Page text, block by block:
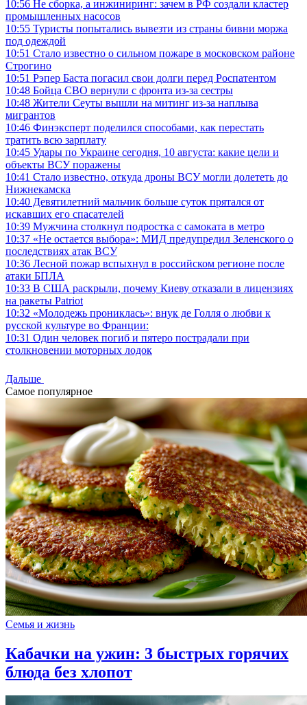
10:56 Не сборка, а инжиниринг: зачем в РФ создали кластер
промышленных насосов
10:55 Туристы попытались вывезти из страны бивни моржа
под одеждой
10:51 Стало известно о сильном пожаре в московском районе
Строгино
10:51 Рэпер Баста погасил свои долги перед Роспатентом
10:48 Бойца СВО вернули с фронта из-за сестры
10:48 Жители Сеуты вышли на митинг из-за наплыва
мигрантов
10:46 Финэксперт поделился способами, как перестать
тратить всю зарплату
10:45 Удары по Украине сегодня, 10 августа: какие цели и
объекты ВСУ поражены
10:41 Стало известно, откуда дроны ВСУ могли долететь до
Нижнекамска
10:40 Девятилетний мальчик больше суток прятался от
искавших его спасателей
10:39 Мужчина столкнул подростка с самоката в метро
10:37 «Не остается выбора»: МИД предупредил Зеленского о
последствиях атак ВСУ
10:36 Лесной пожар вспыхнул в российском регионе после
атаки БПЛА
10:33 В США раскрыли, почему Киеву отказали в лицензиях
на ракеты Patriot
10:32 «Молодежь прониклась»: внук де Голля о любви к
русской культуре во Франции:
10:31 Один человек погиб и пятеро пострадали при
столкновении моторных лодок
Дальше
Самое популярное
Семья и жизнь
Кабачки на ужин: 3 быстрых горячих
блюда без хлопот